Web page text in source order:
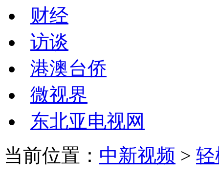
财经
访谈
港澳台侨
微视界
东北亚电视网
当前位置： 中新视频 >